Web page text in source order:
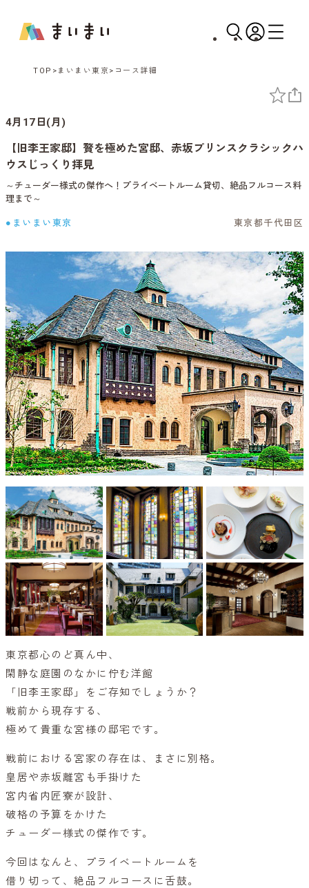
TOP まいまい東京 コース詳細
4月17日(月)
【旧李王家邸】贅を極めた宮邸、赤坂プリンスクラシックハ
ウスじっくり拝見
～チューダー様式の傑作へ！プライベートルーム貸切、絶品フルコース料
理まで～
●まいまい東京 東京都千代田区
東京都心のど真ん中、
閑静な庭園のなかに佇む洋館
「旧李王家邸」をご存知でしょうか？
戦前から現存する、
極めて貴重な宮様の邸宅です。
戦前における宮家の存在は、まさに別格。
皇居や赤坂離宮も手掛けた
宮内省内匠寮が設計、
破格の予算をかけた
チューダー様式の傑作です。
今回はなんと、プライベートルームを
借り切って、絶品フルコースに舌鼓。